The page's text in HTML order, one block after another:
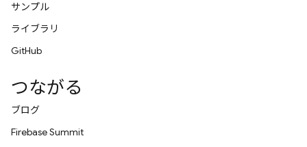
サンプル
ライブラリ
GitHub
つながる
ブログ
Firebase Summit